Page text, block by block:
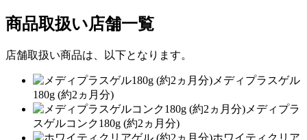
商品取扱い店舗一覧
店舗取扱い商品は、以下となります。
メディプラスゲル
180g (約2ヵ月分)
メディプラ
スゲルコンク180g (約2ヵ月分)
ホワイティクリア